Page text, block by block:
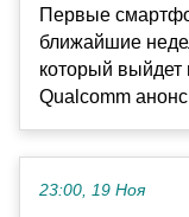
Первые
ближайшие
который
Qualcomm
23:00, 19 Ноя